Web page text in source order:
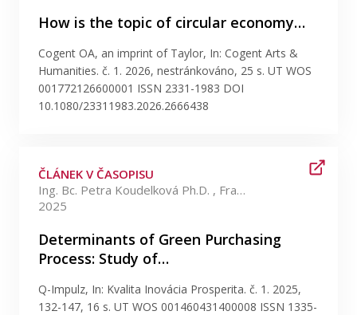
FSV UK
How is the topic of circular economy…
Cogent OA, an imprint of Taylor, In: Cogent Arts &
Humanities. č. 1. 2026, nestránkováno, 25 s. UT WOS
001772126600001 ISSN 2331-1983 DOI
10.1080/23311983.2026.2666438
ČLÁNEK V ČASOPISU
Ing. Bc. Petra Koudelková Ph.D. , František Milichovský Ph.D.
2025
Determinants of Green Purchasing
Process: Study of…
Q-Impulz, In: Kvalita Inovácia Prosperita. č. 1. 2025,
132-147, 16 s. UT WOS 001460431400008 ISSN 1335-